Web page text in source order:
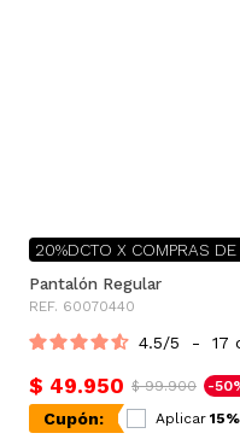
20%DCTO X COMPRAS
Pantalón Regular
REF. 60070440
4.5/5 - 17
$ 49.950 $ 99.900 -
Cupón: Aplicar